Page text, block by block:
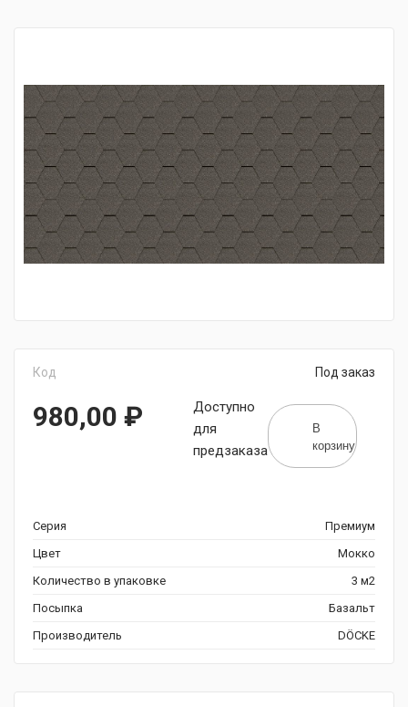
Код Под заказ
980,00 ₽
Доступно
для
предзаказа
В
корзину
Серия
Премиум
Цвет
Мокко
Количество в упаковке
3 м2
Посыпка
Базальт
Производитель
DÖCKE